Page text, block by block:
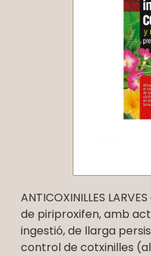
ANTICOXINILLES
de piriproxifen, amb
ingestió, de llarga
control de cotxinilles